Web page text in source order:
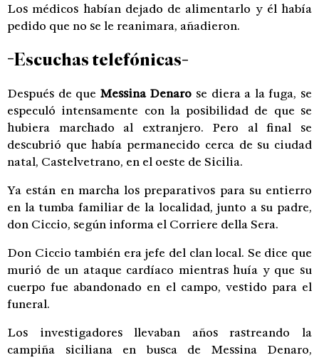
Los médicos habían dejado de alimentarlo y él había
pedido que no se le reanimara, añadieron.
-Escuchas telefónicas-
Después de que Messina Denaro se diera a la fuga, se
especuló intensamente con la posibilidad de que se
hubiera marchado al extranjero. Pero al final se
descubrió que había permanecido cerca de su ciudad
natal, Castelvetrano, en el oeste de Sicilia.
Ya están en marcha los preparativos para su entierro
en la tumba familiar de la localidad, junto a su padre,
don Ciccio, según informa el Corriere della Sera.
Don Ciccio también era jefe del clan local. Se dice que
murió de un ataque cardíaco mientras huía y que su
cuerpo fue abandonado en el campo, vestido para el
funeral.
Los investigadores llevaban años rastreando la
campiña siciliana en busca de Messina Denaro,